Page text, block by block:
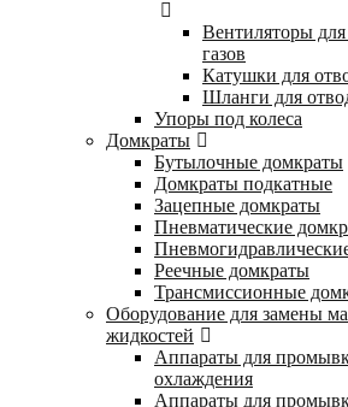
Вентиляторы
газов
Катушки для
Шланги для
Упоры под колеса
Домкраты
Бутылочные домкраты
Домкраты подкатные
Зацепные домкраты
Пневматические
Реечные домкраты
Трансмиссионные
Оборудование для замены
жидкостей
Аппараты для
охлаждения
Аппараты для